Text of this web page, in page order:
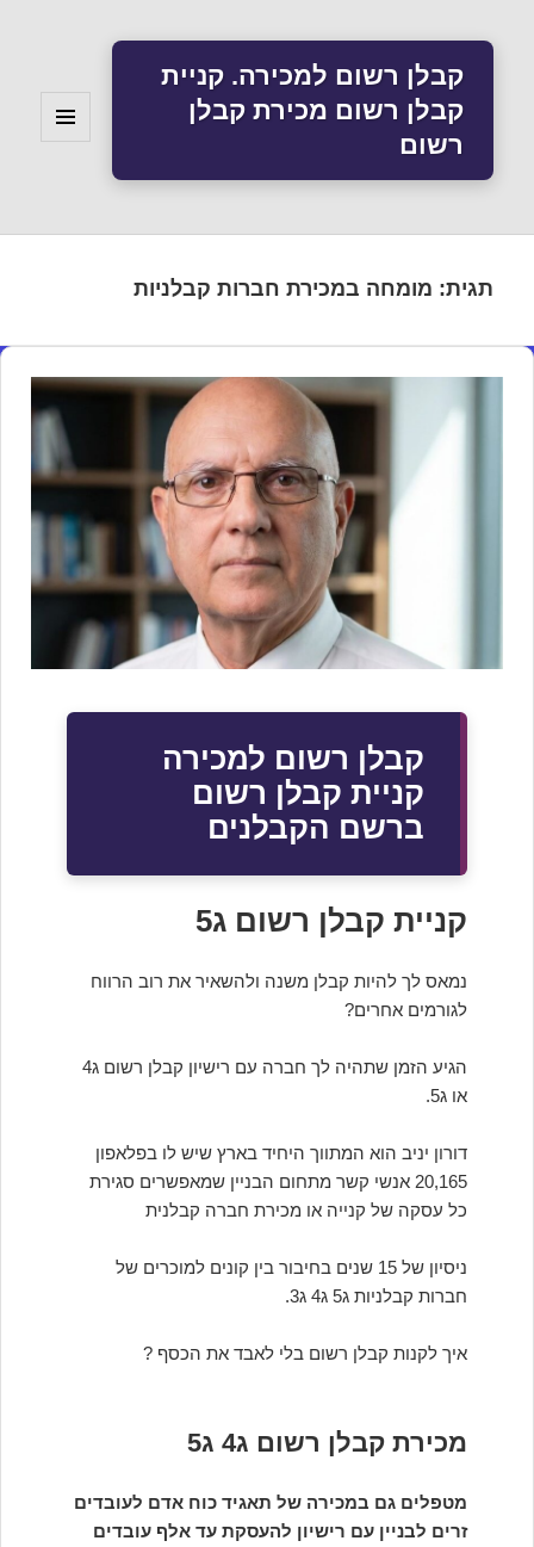
קבלן רשום למכירה. קניית
קבלן רשום מכירת קבלן
רשום
תגית: מומחה במכירת חברות קבלניות
קבלן רשום למכירה
קניית קבלן רשום
ברשם הקבלנים
קניית קבלן רשום ג5
נמאס לך להיות קבלן משנה ולהשאיר את רוב הרווח
לגורמים אחרים?
הגיע הזמן שתהיה לך חברה עם רישיון קבלן רשום ג4
או ג5.
דורון יניב הוא המתווך היחיד בארץ שיש לו בפלאפון
20,165 אנשי קשר מתחום הבניין שמאפשרים סגירת
כל עסקה של קנייה או מכירת חברה קבלנית
ניסיון של 15 שנים בחיבור בין קונים למוכרים של
חברות קבלניות ג5 ג4 ג3.
איך לקנות קבלן רשום בלי לאבד את הכסף ?
מכירת קבלן רשום ג4 ג5
מטפלים גם במכירה של תאגיד כוח אדם לעובדים
זרים לבניין עם רישיון להעסקת עד אלף עובדים